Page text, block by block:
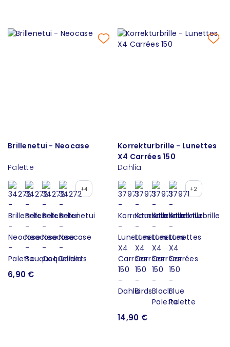
Brillenetui - Neocase
Palette
+4
6,90 €
Korrekturbrille - Lunettes
X4 Carrées 150
Dahlia
+2
14,90 €